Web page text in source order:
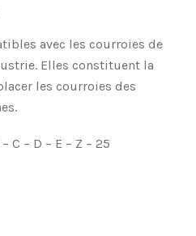
avec les courroies de
Elles constituent la
les courroies des
C – D – E – Z – 25